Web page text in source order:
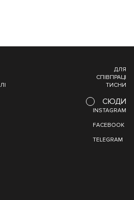
ДЛЯ
СПІВПРАЦІ
ТИСНИ
СЮДИ
INSTAGRAM
FACEBOOK
TELEGRAM